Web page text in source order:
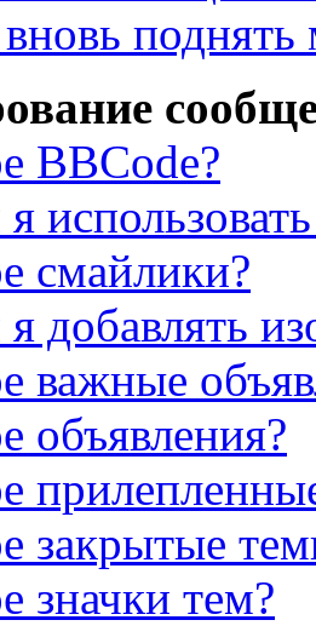
BBCode?
смайлики?
добавлять
важные
объявления?
закрытые
значки тем?